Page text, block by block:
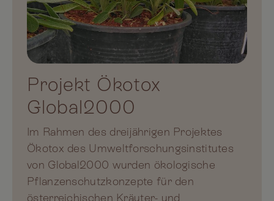
Projekt Ökotox
Global2000
Im Rahmen des dreijährigen Projektes
Ökotox des Umweltforschungsinstitutes
von Global2000 wurden ökologische
Pflanzenschutzkonzepte für den
österreichischen Kräuter- und